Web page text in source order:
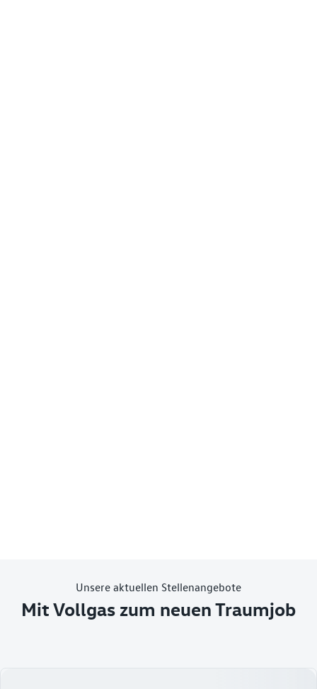
Unsere aktuellen Stellenangebote
Mit Vollgas zum neuen Traumjob